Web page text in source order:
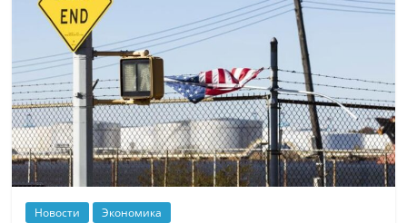
Новости Экономика